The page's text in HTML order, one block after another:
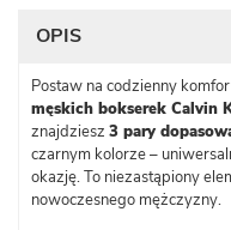
OPIS
Postaw na codzienny
męskich bokserek Calvin
znajdziesz 3 pary
czarnym kolorze –
okazję. To niezastąpiony
nowoczesnego mężczyzny.